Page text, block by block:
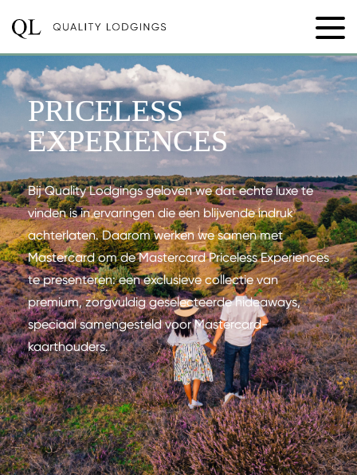
PRICELESS
EXPERIENCES
Bij Quality Lodgings geloven we dat echte luxe te
vinden is in ervaringen die een blijvende indruk
achterlaten. Daarom werken we samen met
Mastercard om de Mastercard Priceless Experiences
te presenteren: een exclusieve collectie van
premium, zorgvuldig geselecteerde hideaways,
speciaal samengesteld voor Mastercard-
kaarthouders.